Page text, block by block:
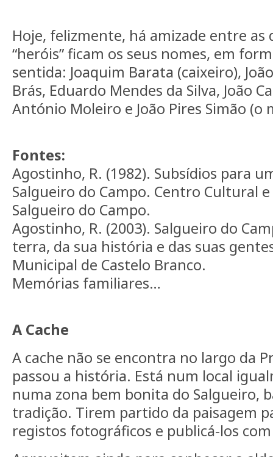
Hoje, felizmente, há amizade entre as
“heróis” ficam os seus nomes, em
sentida: Joaquim Barata (caixeiro),
Brás, Eduardo Mendes da Silva, João
António Moleiro e João Pires Simão (o
Fontes:
Agostinho, R. (1982). Subsídios para
Salgueiro do Campo. Centro Cultural
Salgueiro do Campo.
Agostinho, R. (2003). Salgueiro do
terra, da sua história e das suas
Municipal de Castelo Branco.
Memórias familiares…
A Cache
A cache não se encontra no largo da
passou a história. Está num local
numa zona bem bonita do Salgueiro,
tradição. Tirem partido da paisagem
registos fotográficos e publicá-los